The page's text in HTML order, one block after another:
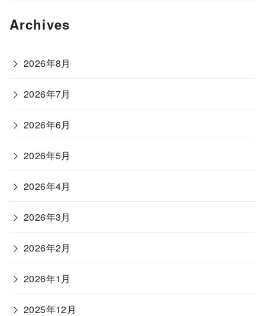
Archives
2026年8月
2026年7月
2026年6月
2026年5月
2026年4月
2026年3月
2026年2月
2026年1月
2025年12月